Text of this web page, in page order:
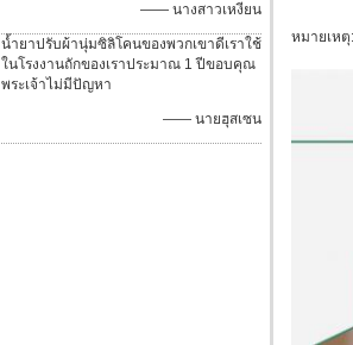
—— นางสาวเหงียน
น้ำยาปรับผ้านุ่มซิลิโคนของพวกเขาดีเราใช้
ในโรงงานถักของเราประมาณ 1 ปีขอบคุณ
พระเจ้าไม่มีปัญหา
—— นายฮุสเซน
หมายเหตุ